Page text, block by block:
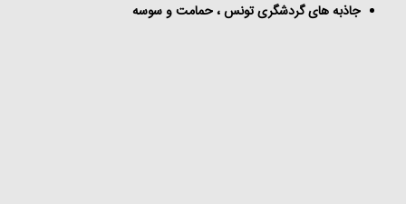
جاذبه های گردشگری تونس ، حمامت و سوسه